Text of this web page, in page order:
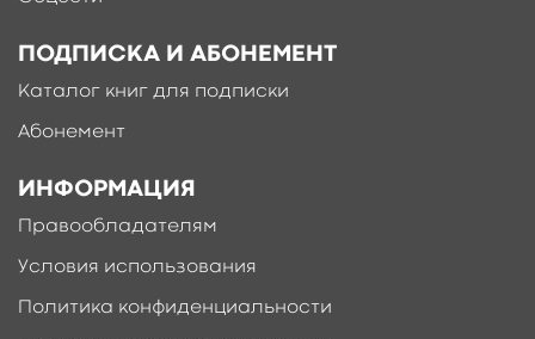
ПОДПИСКА И АБОНЕМЕНТ
Каталог книг для подписки
Абонемент
ИНФОРМАЦИЯ
Правообладателям
Условия использования
Политика конфиденциальности